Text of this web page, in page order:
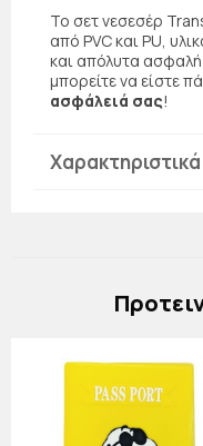
Το σετ νεσεσέρ
από PVC και PU,
και απόλυτα
μπορείτε να είστε
ασφάλειά σας!